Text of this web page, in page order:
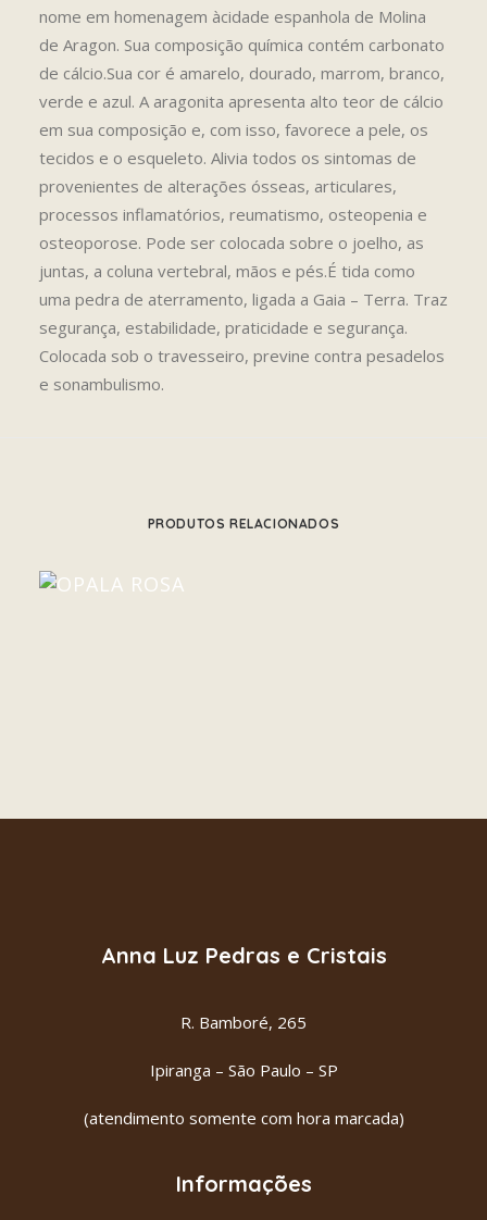
nome em homenagem àcidade espanhola de Molina
de Aragon. Sua composição química contém carbonato
de cálcio.Sua cor é amarelo, dourado, marrom, branco,
verde e azul. A aragonita apresenta alto teor de cálcio
em sua composição e, com isso, favorece a pele, os
tecidos e o esqueleto. Alivia todos os sintomas de
provenientes de alterações ósseas, articulares,
processos inflamatórios, reumatismo, osteopenia e
osteoporose. Pode ser colocada sobre o joelho, as
juntas, a coluna vertebral, mãos e pés.É tida como
uma pedra de aterramento, ligada a Gaia – Terra. Traz
segurança, estabilidade, praticidade e segurança.
Colocada sob o travesseiro, previne contra pesadelos
e sonambulismo.
PRODUTOS RELACIONADOS
Anna Luz Pedras e Cristais
R. Bamboré, 265
Ipiranga – São Paulo – SP
(atendimento somente com hora marcada)
Informações